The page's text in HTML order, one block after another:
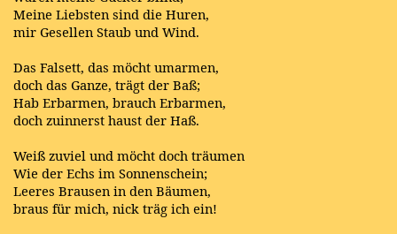
Meine Liebsten sind die Huren,
mir Gesellen Staub und Wind.
Das Falsett, das möcht umarmen,
doch das Ganze, trägt der Baß;
Hab Erbarmen, brauch Erbarmen,
doch zuinnerst haust der Haß.
Weiß zuviel und möcht doch träumen
Wie der Echs im Sonnenschein;
Leeres Brausen in den Bäumen,
braus für mich, nick träg ich ein!